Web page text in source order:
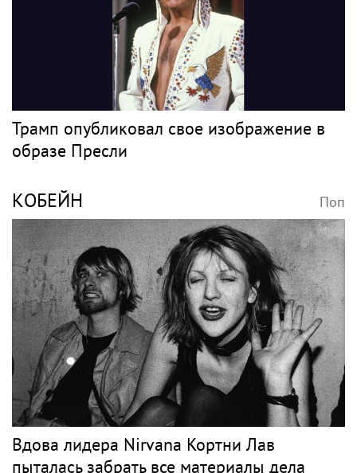
Трамп опубликовал свое изображение в
образе Пресли
КОБЕЙН Поп
Вдова лидера Nirvana Кортни Лав
пыталась забрать все материалы дела